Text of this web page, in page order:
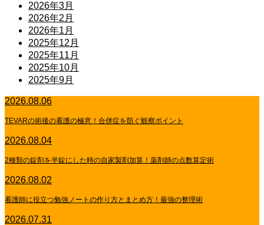
2026年3月
2026年2月
2026年1月
2025年12月
2025年11月
2025年10月
2025年9月
2026.08.06
TEVARの術後の看護の極意！合併症を防ぐ観察ポイント
2026.08.04
2種類の錠剤を半錠にした時の自家製剤加算！薬剤師の点数算定術
2026.08.02
看護師に役立つ勉強ノートの作り方とまとめ方！最強の整理術
2026.07.31